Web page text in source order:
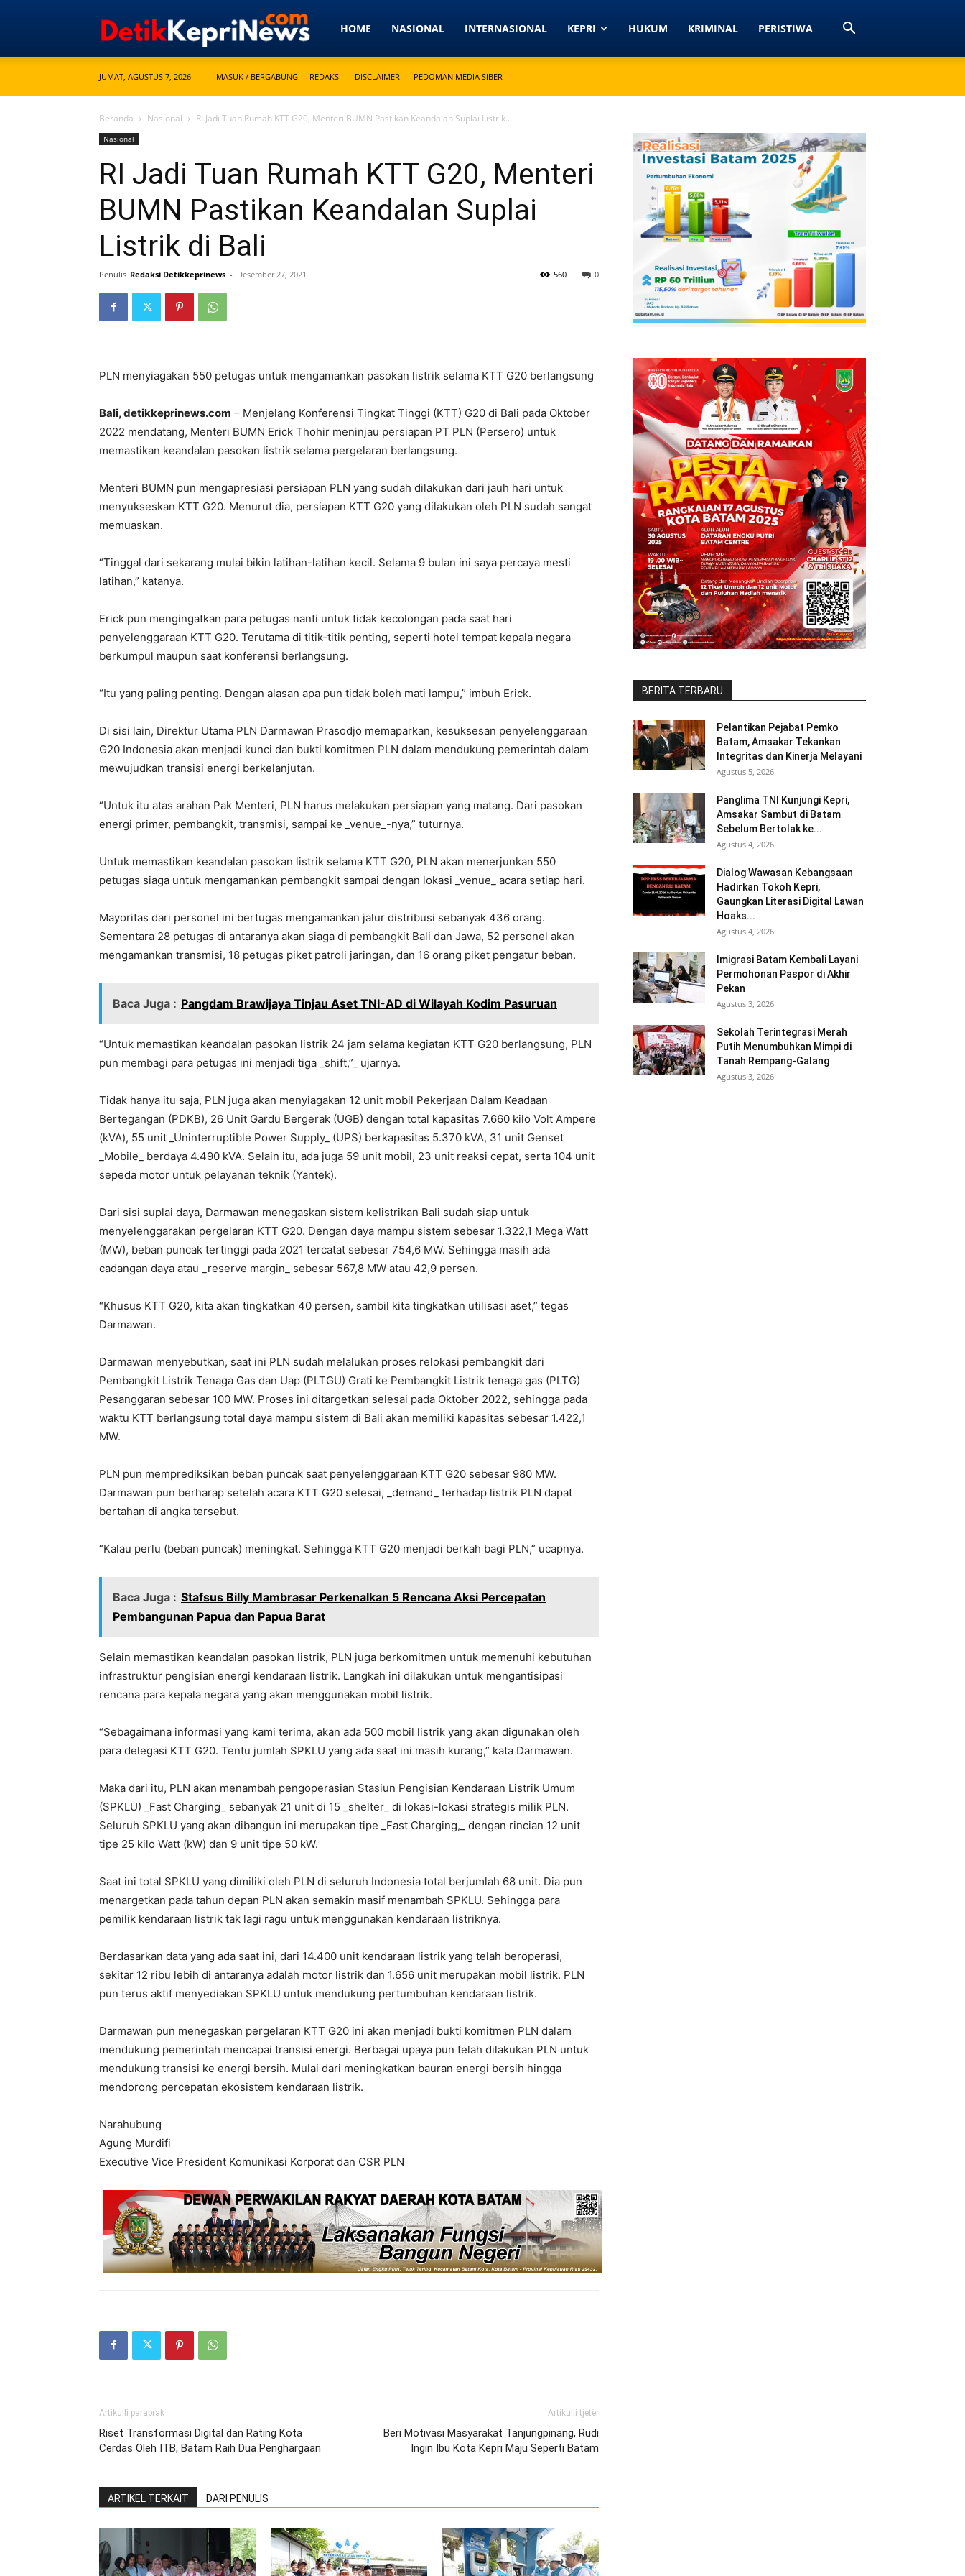
Detikkeprinews.com
HOME NASIONAL INTERNASIONAL KEPRI HUKUM KRIMINAL PERISTIWA
JUMAT, AGUSTUS 7, 2026 MASUK / BERGABUNG REDAKSI DISCLAIMER PEDOMAN MEDIA SIBER
Beranda Nasional RI Jadi Tuan Rumah KTT G20, Menteri BUMN Pastikan Keandalan Suplai Listrik...
Nasional
RI Jadi Tuan Rumah KTT G20, Menteri
BUMN Pastikan Keandalan Suplai
Listrik di Bali
Penulis Redaksi Detikkeprinews - Desember 27, 2021 0
560
PLN menyiagakan 550 petugas untuk mengamankan pasokan listrik selama KTT G20 berlangsung
Bali, detikkeprinews.com – Menjelang Konferensi Tingkat Tinggi (KTT) G20 di Bali pada Oktober
2022 mendatang, Menteri BUMN Erick Thohir meninjau persiapan PT PLN (Persero) untuk
memastikan keandalan pasokan listrik selama pergelaran berlangsung.
Menteri BUMN pun mengapresiasi persiapan PLN yang sudah dilakukan dari jauh hari untuk
menyukseskan KTT G20. Menurut dia, persiapan KTT G20 yang dilakukan oleh PLN sudah sangat
memuaskan.
“Tinggal dari sekarang mulai bikin latihan-latihan kecil. Selama 9 bulan ini saya percaya mesti
latihan,” katanya.
Erick pun mengingatkan para petugas nanti untuk tidak kecolongan pada saat hari
penyelenggaraan KTT G20. Terutama di titik-titik penting, seperti hotel tempat kepala negara
berkumpul maupun saat konferensi berlangsung.
“Itu yang paling penting. Dengan alasan apa pun tidak boleh mati lampu,” imbuh Erick.
Di sisi lain, Direktur Utama PLN Darmawan Prasodjo memaparkan, kesuksesan penyelenggaraan
G20 Indonesia akan menjadi kunci dan bukti komitmen PLN dalam mendukung pemerintah dalam
mewujudkan transisi energi berkelanjutan.
“Untuk itu atas arahan Pak Menteri, PLN harus melakukan persiapan yang matang. Dari pasokan
energi primer, pembangkit, transmisi, sampai ke _venue_-nya,” tuturnya.
Untuk memastikan keandalan pasokan listrik selama KTT G20, PLN akan menerjunkan 550
petugas siaga untuk mengamankan pembangkit sampai dengan lokasi _venue_ acara setiap hari.
Mayoritas dari personel ini bertugas mengamankan jalur distribusi sebanyak 436 orang.
Sementara 28 petugas di antaranya akan siaga di pembangkit Bali dan Jawa, 52 personel akan
mengamankan transmisi, 18 petugas piket patroli jaringan, dan 16 orang piket pengatur beban.
Baca Juga : Pangdam Brawijaya Tinjau Aset TNI-AD di Wilayah Kodim Pasuruan
“Untuk memastikan keandalan pasokan listrik 24 jam selama kegiatan KTT G20 berlangsung, PLN
pun membagi para petugas ini menjadi tiga _shift,”_ ujarnya.
Tidak hanya itu saja, PLN juga akan menyiagakan 12 unit mobil Pekerjaan Dalam Keadaan
Bertegangan (PDKB), 26 Unit Gardu Bergerak (UGB) dengan total kapasitas 7.660 kilo Volt Ampere
(kVA), 55 unit _Uninterruptible Power Supply_ (UPS) berkapasitas 5.370 kVA, 31 unit Genset
_Mobile_ berdaya 4.490 kVA. Selain itu, ada juga 59 unit mobil, 23 unit reaksi cepat, serta 104 unit
sepeda motor untuk pelayanan teknik (Yantek).
Dari sisi suplai daya, Darmawan menegaskan sistem kelistrikan Bali sudah siap untuk
menyelenggarakan pergelaran KTT G20. Dengan daya mampu sistem sebesar 1.322,1 Mega Watt
(MW), beban puncak tertinggi pada 2021 tercatat sebesar 754,6 MW. Sehingga masih ada
cadangan daya atau _reserve margin_ sebesar 567,8 MW atau 42,9 persen.
“Khusus KTT G20, kita akan tingkatkan 40 persen, sambil kita tingkatkan utilisasi aset,” tegas
Darmawan.
Darmawan menyebutkan, saat ini PLN sudah melalukan proses relokasi pembangkit dari
Pembangkit Listrik Tenaga Gas dan Uap (PLTGU) Grati ke Pembangkit Listrik tenaga gas (PLTG)
Pesanggaran sebesar 100 MW. Proses ini ditargetkan selesai pada Oktober 2022, sehingga pada
waktu KTT berlangsung total daya mampu sistem di Bali akan memiliki kapasitas sebesar 1.422,1
MW.
PLN pun memprediksikan beban puncak saat penyelenggaraan KTT G20 sebesar 980 MW.
Darmawan pun berharap setelah acara KTT G20 selesai, _demand_ terhadap listrik PLN dapat
bertahan di angka tersebut.
“Kalau perlu (beban puncak) meningkat. Sehingga KTT G20 menjadi berkah bagi PLN,” ucapnya.
Baca Juga : Stafsus Billy Mambrasar Perkenalkan 5 Rencana Aksi Percepatan
Pembangunan Papua dan Papua Barat
Selain memastikan keandalan pasokan listrik, PLN juga berkomitmen untuk memenuhi kebutuhan
infrastruktur pengisian energi kendaraan listrik. Langkah ini dilakukan untuk mengantisipasi
rencana para kepala negara yang akan menggunakan mobil listrik.
“Sebagaimana informasi yang kami terima, akan ada 500 mobil listrik yang akan digunakan oleh
para delegasi KTT G20. Tentu jumlah SPKLU yang ada saat ini masih kurang,” kata Darmawan.
Maka dari itu, PLN akan menambah pengoperasian Stasiun Pengisian Kendaraan Listrik Umum
(SPKLU) _Fast Charging_ sebanyak 21 unit di 15 _shelter_ di lokasi-lokasi strategis milik PLN.
Seluruh SPKLU yang akan dibangun ini merupakan tipe _Fast Charging,_ dengan rincian 12 unit
tipe 25 kilo Watt (kW) dan 9 unit tipe 50 kW.
Saat ini total SPKLU yang dimiliki oleh PLN di seluruh Indonesia total berjumlah 68 unit. Dia pun
menargetkan pada tahun depan PLN akan semakin masif menambah SPKLU. Sehingga para
pemilik kendaraan listrik tak lagi ragu untuk menggunakan kendaraan listriknya.
Berdasarkan data yang ada saat ini, dari 14.400 unit kendaraan listrik yang telah beroperasi,
sekitar 12 ribu lebih di antaranya adalah motor listrik dan 1.656 unit merupakan mobil listrik. PLN
pun terus aktif menyediakan SPKLU untuk mendukung pertumbuhan kendaraan listrik.
Darmawan pun menegaskan pergelaran KTT G20 ini akan menjadi bukti komitmen PLN dalam
mendukung pemerintah mencapai transisi energi. Berbagai upaya pun telah dilakukan PLN untuk
mendukung transisi ke energi bersih. Mulai dari meningkatkan bauran energi bersih hingga
mendorong percepatan ekosistem kendaraan listrik.
Narahubung
Agung Murdifi
Executive Vice President Komunikasi Korporat dan CSR PLN
Artikulli paraprak
Riset Transformasi Digital dan Rating Kota
Cerdas Oleh ITB, Batam Raih Dua Penghargaan
Artikulli tjetër
Beri Motivasi Masyarakat Tanjungpinang, Rudi
Ingin Ibu Kota Kepri Maju Seperti Batam
ARTIKEL TERKAIT DARI PENULIS
BERITA TERBARU
Pelantikan Pejabat Pemko
Batam, Amsakar Tekankan
Integritas dan Kinerja Melayani
Agustus 5, 2026
Panglima TNI Kunjungi Kepri,
Amsakar Sambut di Batam
Sebelum Bertolak ke...
Agustus 4, 2026
Dialog Wawasan Kebangsaan
Hadirkan Tokoh Kepri,
Gaungkan Literasi Digital Lawan
Hoaks...
Agustus 4, 2026
Imigrasi Batam Kembali Layani
Permohonan Paspor di Akhir
Pekan
Agustus 3, 2026
Sekolah Terintegrasi Merah
Putih Menumbuhkan Mimpi di
Tanah Rempang-Galang
Agustus 3, 2026